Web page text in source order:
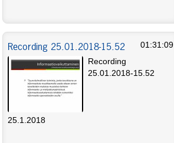
Recording 25.01.2018-15.52
01:31:09
Recording
25.01.2018-15.52
25.1.2018